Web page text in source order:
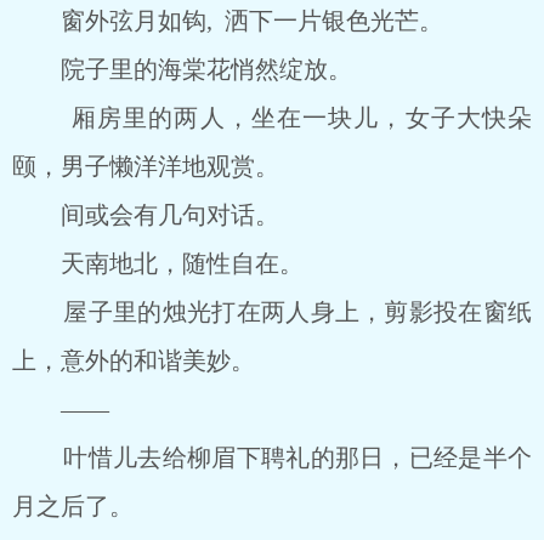
窗外弦月如钩, 洒下一片银色光芒。
院子里的海棠花悄然绽放。
厢房里的两人，坐在一块儿，女子大快朵
颐，男子懒洋洋地观赏。
间或会有几句对话。
天南地北，随性自在。
屋子里的烛光打在两人身上，剪影投在窗纸
上，意外的和谐美妙。
――
叶惜儿去给柳眉下聘礼的那日，已经是半个
月之后了。